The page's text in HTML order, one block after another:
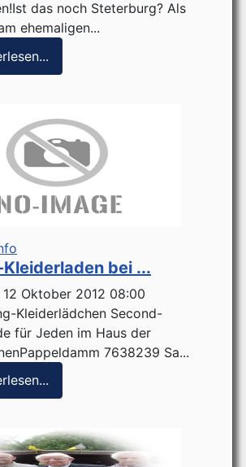
das noch Steterburg? Als
ehemaligen...
bei ...
12 Oktober 2012 08:00
Kleiderlädchen Second-
für Jeden im Haus der
7638239 Sa...